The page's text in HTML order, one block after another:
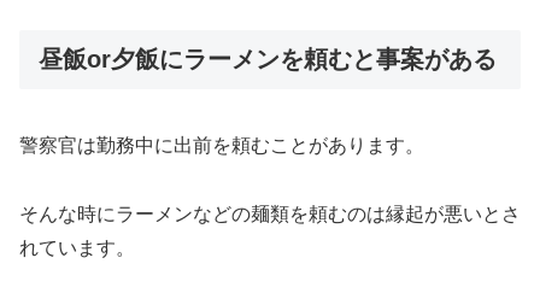
昼飯or夕飯にラーメンを頼むと事案がある
警察官は勤務中に出前を頼むことがあります。
そんな時にラーメンなどの麺類を頼むのは縁起が悪いとさ
れています。